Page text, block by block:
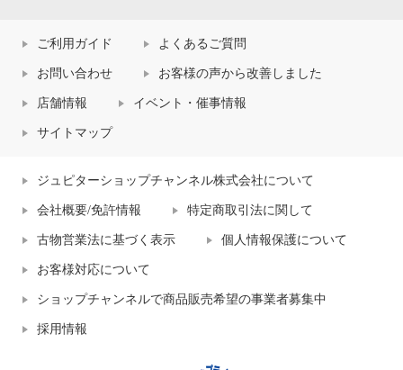
ご利用ガイド よくあるご質問
お問い合わせ お客様の声から改善しました
店舗情報 イベント・催事情報
サイトマップ
ジュピターショップチャンネル株式会社について
会社概要/免許情報 特定商取引法に関して
古物営業法に基づく表示 個人情報保護について
お客様対応について
ショップチャンネルで商品販売希望の事業者募集中
採用情報